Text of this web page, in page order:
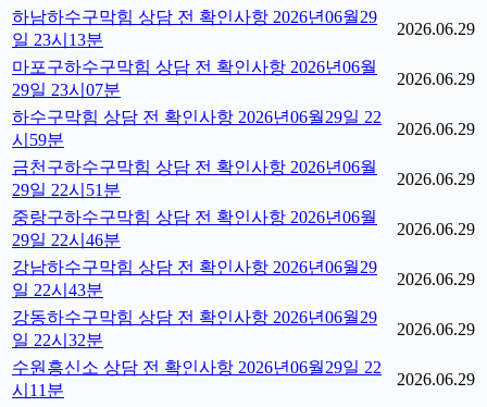
하남하수구막힘 상담 전 확인사항 2026년06월29
일 23시13분
2026.06.29
마포구하수구막힘 상담 전 확인사항 2026년06월
29일 23시07분
2026.06.29
하수구막힘 상담 전 확인사항 2026년06월29일 22
시59분
2026.06.29
금천구하수구막힘 상담 전 확인사항 2026년06월
29일 22시51분
2026.06.29
중랑구하수구막힘 상담 전 확인사항 2026년06월
29일 22시46분
2026.06.29
강남하수구막힘 상담 전 확인사항 2026년06월29
일 22시43분
2026.06.29
강동하수구막힘 상담 전 확인사항 2026년06월29
일 22시32분
2026.06.29
수원흥신소 상담 전 확인사항 2026년06월29일 22
시11분
2026.06.29